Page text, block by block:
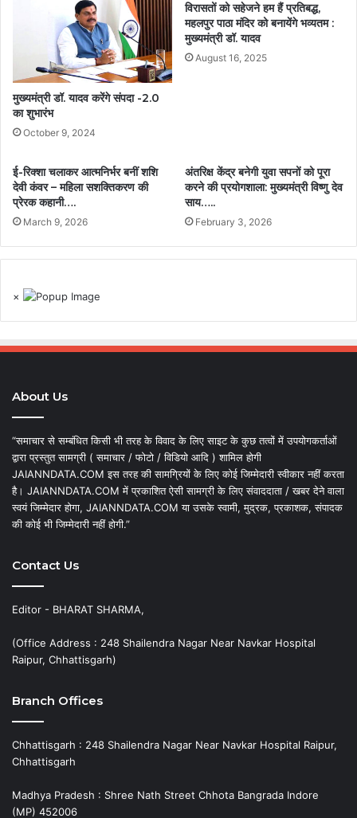
मुख्यमंत्री डॉ. यादव करेंगे संपदा -2.0
का शुभारंभ
October 9, 2024
विरासतों को सहेजने हम हैं प्रतिबद्ध,
महलपुर पाठा मंदिर को बनायेंगे भव्यतम :
मुख्यमंत्री डॉ. यादव
August 16, 2025
ई-रिक्शा चलाकर आत्मनिर्भर बनीं शशि
देवी कंवर – महिला सशक्तिकरण की
प्रेरक कहानी….
March 9, 2026
अंतरिक्ष केंद्र बनेगी युवा सपनों को पूरा
करने की प्रयोगशाला: मुख्यमंत्री विष्णु देव
साय…..
February 3, 2026
×
About Us
“समाचार से सम्बंधित किसी भी तरह के विवाद के लिए साइट के कुछ तत्वों में उपयोगकर्ताओं
द्वारा प्रस्तुत सामग्री ( समाचार / फोटो / विडियो आदि ) शामिल होगी
JAIANNDATA.COM इस तरह की सामग्रियों के लिए कोई जिम्मेदारी स्वीकार नहीं करता
है। JAIANNDATA.COM में प्रकाशित ऐसी सामग्री के लिए संवाददाता / खबर देने वाला
स्वयं जिम्मेदार होगा, JAIANNDATA.COM या उसके स्वामी, मुद्रक, प्रकाशक, संपादक
की कोई भी जिम्मेदारी नहीं होगी.”
Contact Us
Editor - BHARAT SHARMA,
(Office Address : 248 Shailendra Nagar Near Navkar Hospital
Raipur, Chhattisgarh)
Branch Offices
Chhattisgarh : 248 Shailendra Nagar Near Navkar Hospital Raipur,
Chhattisgarh
Madhya Pradesh : Shree Nath Street Chhota Bangrada Indore
(MP) 452006